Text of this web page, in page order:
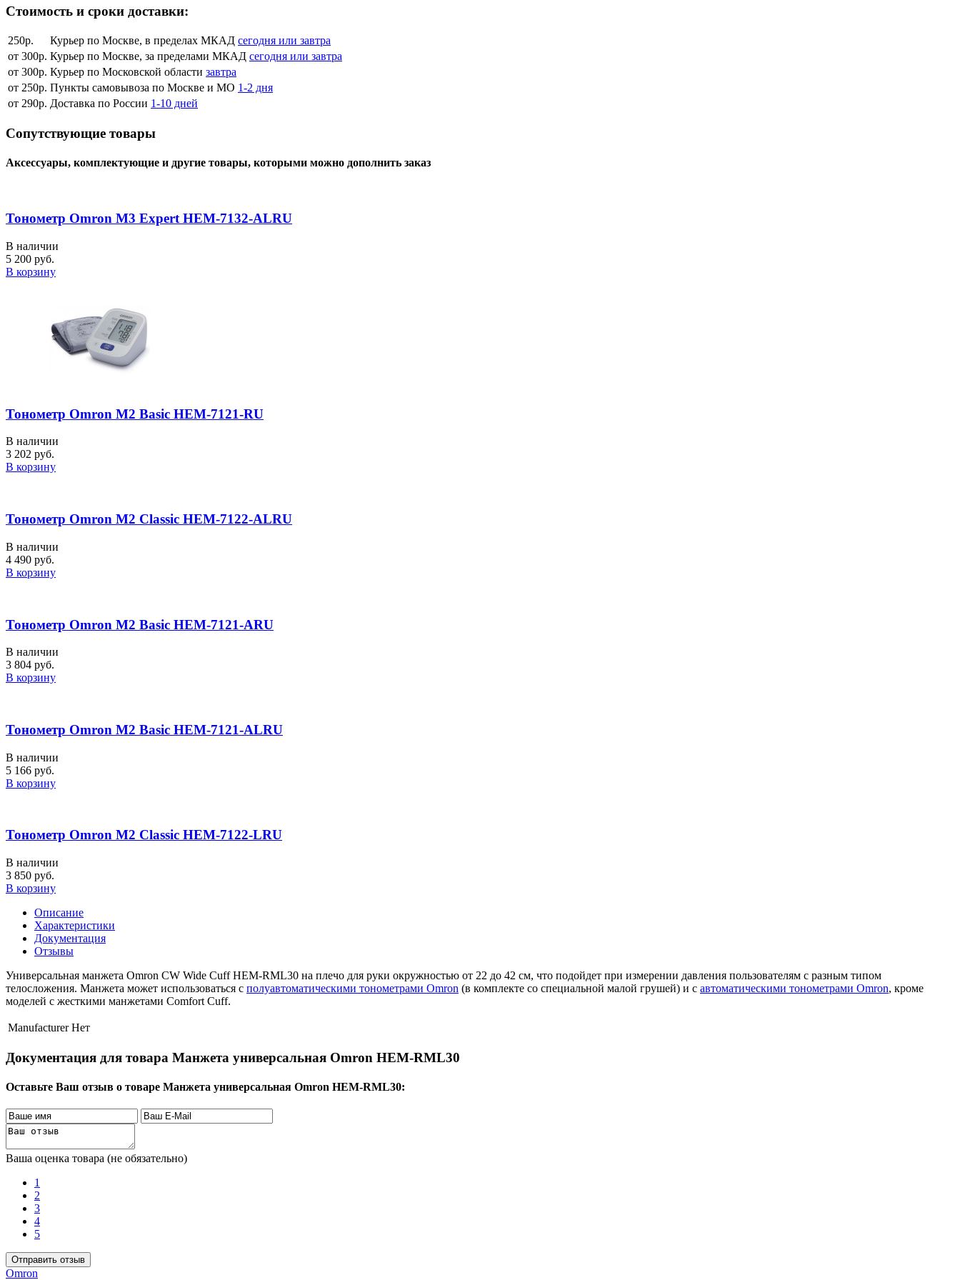
Стоимость и сроки доставки:
250р. Курьер по Москве, в пределах МКАД сегодня или завтра
от 300р. Курьер по Москве, за пределами МКАД сегодня или завтра
от 300р. Курьер по Московской области завтра
от 250р. Пункты самовывоза по Москве и МО 1-2 дня
от 290р. Доставка по России 1-10 дней
Сопутствующие товары
Аксессуары, комплектующие и другие товары, которыми можно дополнить заказ
Тонометр Omron M3 Expert HEM-7132-ALRU
В наличии
5 200 руб.
В корзину
Тонометр Omron M2 Basic HEM-7121-RU
В наличии
3 202 руб.
В корзину
Тонометр Omron M2 Classic HEM-7122-ALRU
В наличии
4 490 руб.
В корзину
Тонометр Omron M2 Basic HEM-7121-ARU
В наличии
3 804 руб.
В корзину
Тонометр Omron M2 Basic HEM-7121-ALRU
В наличии
5 166 руб.
В корзину
Тонометр Omron M2 Classic HEM-7122-LRU
В наличии
3 850 руб.
В корзину
Описание
Характеристики
Документация
Отзывы
Универсальная манжета Omron CW Wide Cuff HEM-RML30 на плечо для руки окружностью от 22 до 42 см, что подойдет при измерении давления пользователям с разным типом
телосложения. Манжета может использоваться с полуавтоматическими тонометрами Omron (в комплекте со специальной малой грушей) и с автоматическими тонометрами Omron, кроме
моделей с жесткими манжетами Comfort Cuff.
Manufacturer Нет
Документация для товара Манжета универсальная Omron HEM-RML30
Оставьте Ваш отзыв о товаре Манжета универсальная Omron HEM-RML30:
Ваша оценка товара (не обязательно)
1
2
3
4
5
Omron